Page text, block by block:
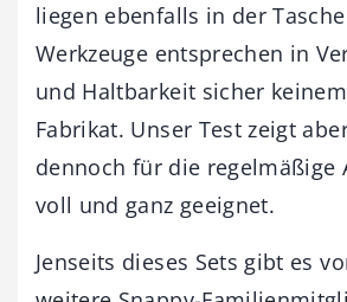
liegen ebenfalls in der
Werkzeuge entsprechen in
und Haltbarkeit sicher
Fabrikat. Unser Test zeigt
dennoch für die regelmäßige
voll und ganz geeignet.
Jenseits dieses Sets gibt es